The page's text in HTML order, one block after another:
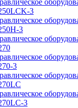
3
3
3
3